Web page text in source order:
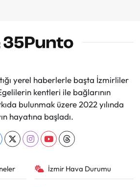
yerel haberlerle başta İzmirliler
kentleri ile bağlarının
bulunmak üzere 2022 yılında
hayatına başladı.
İzmir Hava Durumu